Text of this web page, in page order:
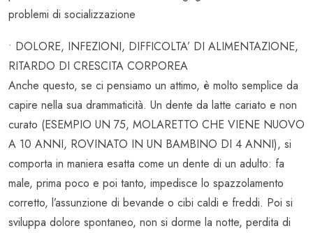
problemi di socializzazione
• DOLORE, INFEZIONI, DIFFICOLTA’ DI ALIMENTAZIONE,
RITARDO DI CRESCITA CORPOREA
Anche questo, se ci pensiamo un attimo, è molto semplice da
capire nella sua drammaticità. Un dente da latte cariato e non
curato (ESEMPIO UN 75, MOLARETTO CHE VIENE NUOVO
A 10 ANNI, ROVINATO IN UN BAMBINO DI 4 ANNI), si
comporta in maniera esatta come un dente di un adulto: fa
male, prima poco e poi tanto, impedisce lo spazzolamento
corretto, l’assunzione di bevande o cibi caldi e freddi. Poi si
sviluppa dolore spontaneo, non si dorme la notte, perdita di